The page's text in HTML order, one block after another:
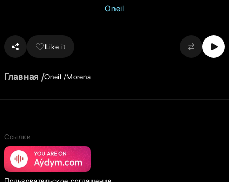
Oneil
Like it
Главная Oneil Morena
Ссылки